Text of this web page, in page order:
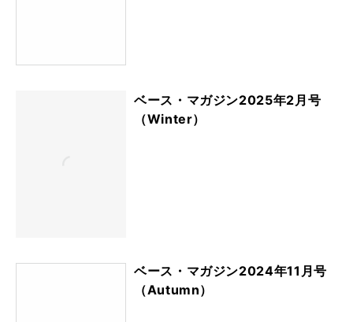
ベース・マガジン2025年2月号
（Winter）
ベース・マガジン2024年11月号
（Autumn）